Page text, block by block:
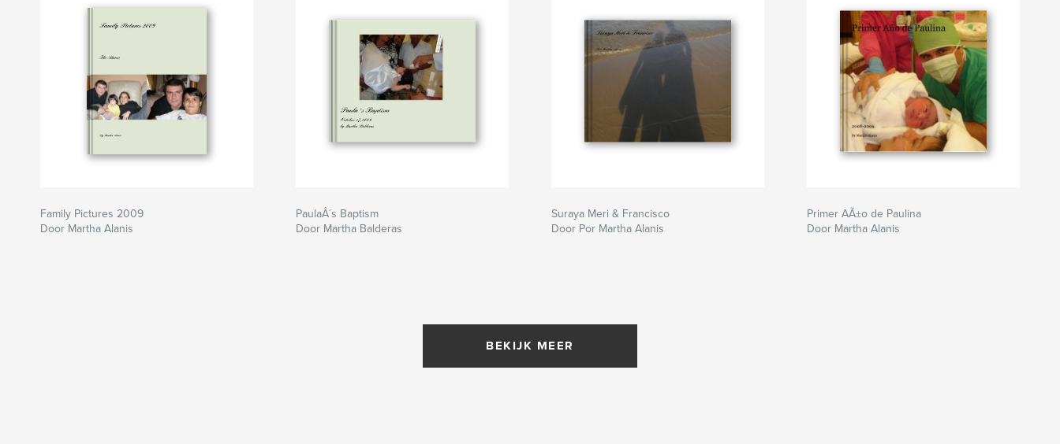
Family Pictures 2009
Door Martha Alanis
PaulaÂ´s Baptism
Door Martha Balderas
Suraya Meri & Francisco
Door Por Martha Alanis
Primer AÃ±o de Paulina
Door Martha Alanis
BEKIJK MEER